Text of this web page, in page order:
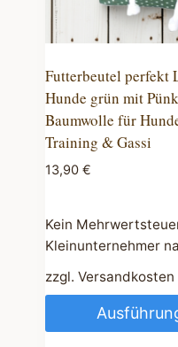
Futterbeutel perfekt
Hunde grün mit
Baumwolle für
Training & Gassi
13,90€
Kein
Kleinunternehmer
zzgl.Versandkosten